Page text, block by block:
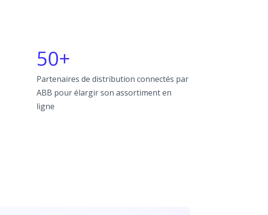
50+
Partenaires de distribution connectés par
ABB pour élargir son assortiment en
ligne